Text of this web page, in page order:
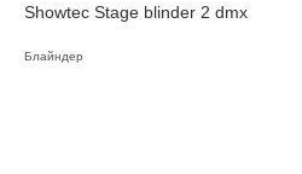
Showtec Stage blinder 2 dmx
Блайндер